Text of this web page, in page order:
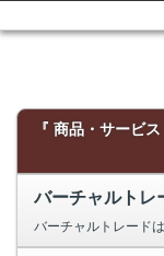
『 商品・サービ
バーチャルトレ
バーチャルトレード